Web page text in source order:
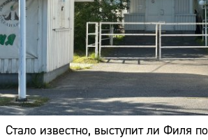
Стало известно, выступит ли Филя